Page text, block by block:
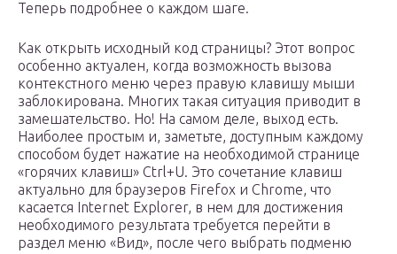
Теперь подробнее о каждом шаге.
Как открыть исходный код страницы? Этот вопрос
особенно актуален, когда возможность вызова
контекстного меню через правую клавишу мыши
заблокирована. Многих такая ситуация приводит в
замешательство. Но! На самом деле, выход есть.
Наиболее простым и, заметьте, доступным каждому
способом будет нажатие на необходимой странице
«горячих клавиш» Сtrl+U. Это сочетание клавиш
актуально для браузеров Firefox и Chrome, что
касается Internet Explorer, в нем для достижения
необходимого результата требуется перейти в
раздел меню «Вид», после чего выбрать подменю